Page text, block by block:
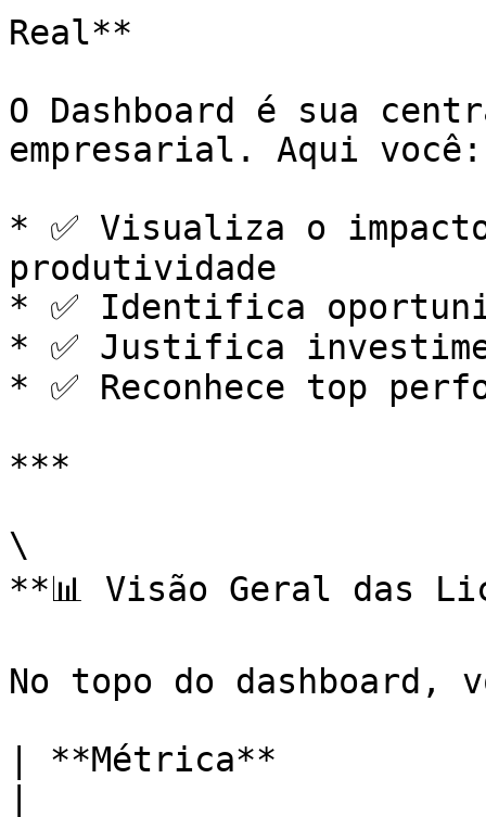
Real**
O Dashboard é sua
empresarial. Aqui você:
* ✅ Visualiza o
produtividade
* ✅ Identifica
* ✅ Justifica
* ✅ Reconhece top
***
\
**📊 Visão Geral das
No topo do dashboard,
| **Métrica**